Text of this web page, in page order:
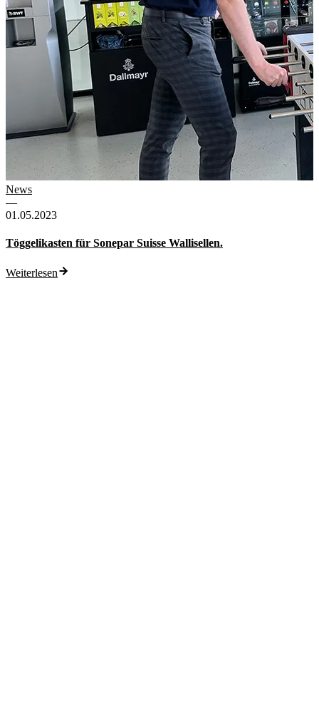
News
—
01.05.2023
Töggelikasten für Sonepar Suisse Wallisellen.
Weiterlesen